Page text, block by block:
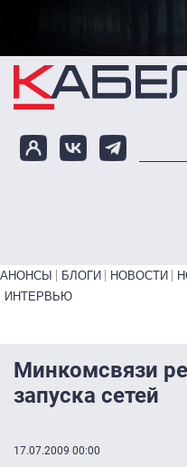
Перейти к основному
Primary links bottom
АНОНСЫ БЛОГИ НОВОСТИ
ИНТЕРВЬЮ
Минкомсвязи
запуска сетей
17.07.2009 00:00